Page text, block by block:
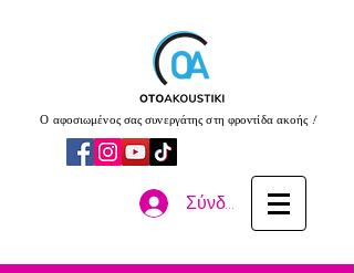
Ο αφοσιωμένος σας συνεργάτης στη φροντίδα ακοής !
Σύνδεση